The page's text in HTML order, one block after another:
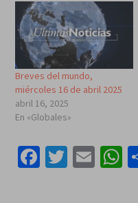
Breves del mundo,
miércoles 16 de abril 2025
abril 16, 2025
En «Globales»
Facebook
Twitter